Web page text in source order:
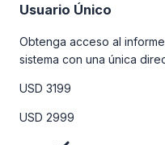
Usuario Único
Obtenga acceso al
sistema con una única
la tabla de precios a
USD 3199
USD 2999